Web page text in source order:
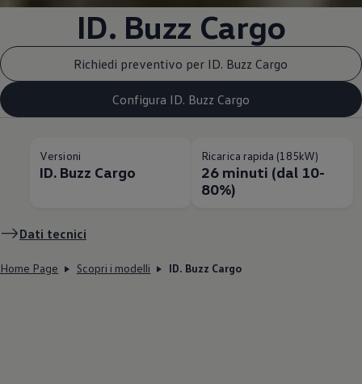
ID. Buzz Cargo
Richiedi preventivo per ID. Buzz Cargo
Configura ID. Buzz Cargo
Versioni
ID. Buzz Cargo
Ricarica rapida (185kW)
26 minuti (dal 10-
80%)
Dati tecnici
Home Page Scopri i modelli ID. Buzz Cargo